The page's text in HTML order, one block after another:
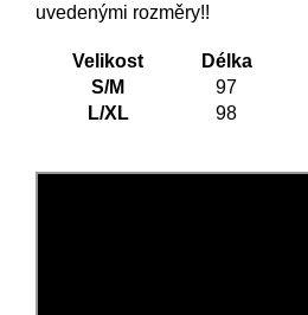
uvedenými rozměry!!
Velikost Délka
S/M
97
L/XL
98